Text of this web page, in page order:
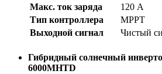
Макс. ток заряда
120 А
Тип контроллера
МРРТ
Выходной сигнал
Чистый
Гибридный солнечный
6000MHTD